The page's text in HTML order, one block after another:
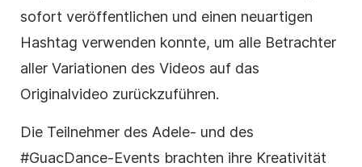
sofort veröffentlichen und einen neuartigen
Hashtag verwenden konnte, um alle Betrachter
aller Variationen des Videos auf das
Originalvideo zurückzuführen.
Die Teilnehmer des Adele- und des
#GuacDance-Events brachten ihre Kreativität